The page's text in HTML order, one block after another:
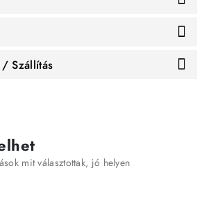
Szállítás
mit választottak, jó helyen